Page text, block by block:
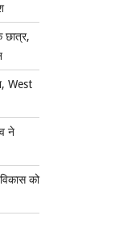
छात्र,
West
ने
को